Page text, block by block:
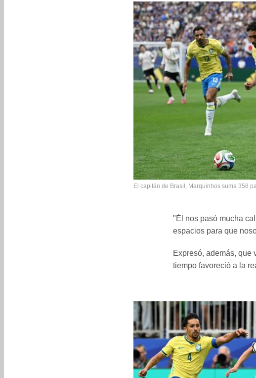
El capitán de Brasil, Marquinhos suma 358
"Él nos pasó mucha
espacios para que
Expresó, además, que
tiempo favoreció a la